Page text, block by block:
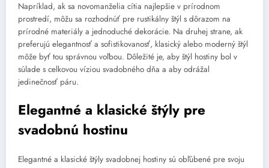
Napríklad, ak sa novomanželia cítia najlepšie v prírodnom
prostredí, môžu sa rozhodnúť pre rustikálny štýl s dôrazom na
prírodné materiály a jednoduché dekorácie. Na druhej strane, ak
preferujú elegantnosť a sofistikovanosť, klasický alebo moderný štýl
môže byť tou správnou voľbou. Dôležité je, aby štýl hostiny bol v
súlade s celkovou víziou svadobného dňa a aby odrážal
jedinečnosť páru.
Elegantné a klasické štýly pre
svadobnú hostinu
Elegantné a klasické štýly svadobnej hostiny sú obľúbené pre svoju